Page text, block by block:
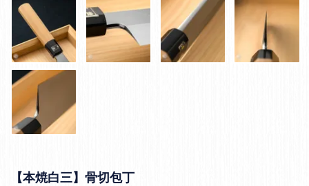
【本焼白三】骨切包丁